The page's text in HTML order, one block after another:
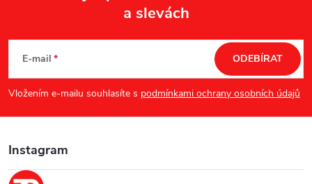
p
a
t
a slevách
E-mail
Vložením e-mailu souhlasíte s podmínkami ochrany osobních údajů
ODEBÍRAT
Instagram